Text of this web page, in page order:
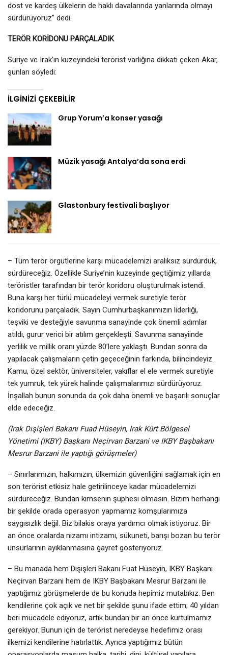
dost ve kardeş ülkelerin de haklı davalarında yanlarında olmayı
sürdürüyoruz” dedi.
TERÖR KORİDONU PARÇALADIK
Suriye ve Irak’ın kuzeyindeki terörist varlığına dikkati çeken Akar,
şunları söyledi:
İLGINIZI ÇEKEBILIR
Grup Yorum’a konser yasağı
Müzik yasağı Antalya’da sona erdi
Glastonbury festivali başlıyor
– Tüm terör örgütlerine karşı mücadelemizi aralıksız sürdürdük,
sürdüreceğiz. Özellikle Suriye’nin kuzeyinde geçtiğimiz yıllarda
teröristler tarafından bir terör koridoru oluşturulmak istendi.
Buna karşı her türlü mücadeleyi vermek suretiyle terör
koridorunu parçaladık. Sayın Cumhurbaşkanımızın liderliği,
teşviki ve desteğiyle savunma sanayinde çok önemli adımlar
atıldı, gurur verici bir atılım gerçekleşti. Savunma sanayiinde
yerlilik ve millik oranı yüzde 80’lere yaklaştı. Bundan sonra da
yapılacak çalışmaların çetin geçeceğinin farkında, bilincindeyiz.
Kamu, özel sektör, üniversiteler, vakıflar el ele vermek suretiyle
tek yumruk, tek yürek halinde çalışmalarımızı sürdürüyoruz.
İnşallah bunun sonunda da çok daha önemli ve başarılı sonuçlar
elde edeceğiz.
(Irak Dışişleri Bakanı Fuad Hüseyin, Irak Kürt Bölgesel
Yönetimi (IKBY) Başkanı Neçirvan Barzani ve IKBY Başbakanı
Mesrur Barzani ile yaptığı görüşmeler)
– Sınırlarımızın, halkımızın, ülkemizin güvenliğini sağlamak için en
son terörist etkisiz hale getirilinceye kadar mücadelemizi
sürdüreceğiz. Bundan kimsenin şüphesi olmasın. Bizim herhangi
bir şekilde orada operasyon yapmamız komşularımıza
saygısızlık değil. Biz bilakis oraya yardımcı olmak istiyoruz. Bir
an önce oralarda nizamı intizamı, sükuneti, barışı bozan bu terör
unsurlarının ayıklanmasına gayret gösteriyoruz.
– Bu manada hem Dışişleri Bakanı Fuat Hüseyin, IKBY Başkanı
Neçirvan Barzani hem de IKBY Başbakanı Mesrur Barzani ile
yaptığımız görüşmelerde de bu konuda hepimiz mutabıkız. Ben
kendilerine çok açık ve net bir şekilde şunu ifade ettim; 40 yıldan
beri mücadele ediyoruz, artık bundan bir an önce kurtulmamız
gerekiyor. Bunun için de terörist neredeyse hedefimiz orası
ilkemizi kendilerine hatırlattık. Ayrıca yaptığımız bütün